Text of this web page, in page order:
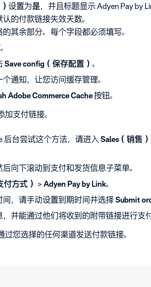
设置为是，并且标题显示 Adyen Pay by
的付款链接失效天数。
其余部分。每个字段都必须填写。
Save config（保存配置） 。
通知，让您访问缓存管理。
Adobe Commerce Cache按钮。
支付链接。
后台尝试这个方法，请进入 Sales（销售）
向下滚动到支付和发货信息子菜单。
付方式） > Adyen Pay by Link。
，请手动设置到期时间并选择Submit
并能通过他们将收到的附带链接进行支付
您选择的任何渠道发送付款链接。